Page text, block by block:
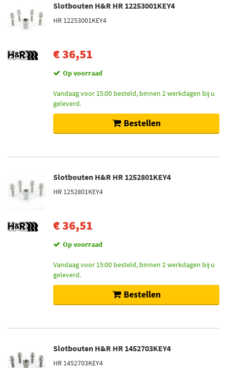
Slotbouten H&R HR 12253001KEY4
HR 12253001KEY4
€ 36,51
Op voorraad
Vandaag voor 15:00 besteld, binnen 2 werkdagen bij u
geleverd.
Bestellen
Slotbouten H&R HR 1252801KEY4
HR 1252801KEY4
€ 36,51
Op voorraad
Vandaag voor 15:00 besteld, binnen 2 werkdagen bij u
geleverd.
Bestellen
Slotbouten H&R HR 1452703KEY4
HR 1452703KEY4